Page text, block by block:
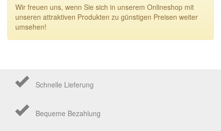
Wir freuen uns, wenn Sie sich in unserem Onlineshop mit
unseren attraktiven Produkten zu günstigen Preisen weiter
umsehen!
Schnelle Lieferung
Bequeme Bezahlung